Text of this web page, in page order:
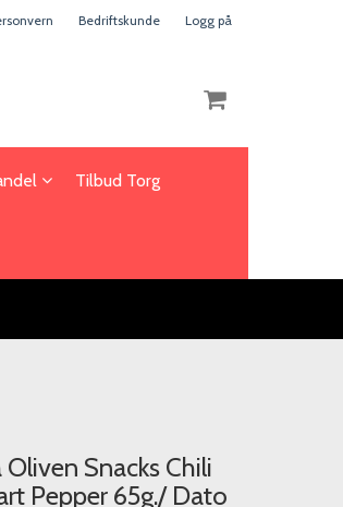
Bedriftskunde Logg på
Tilbud Torg
Oliven Snacks Chili
Pepper 65g./ Dato